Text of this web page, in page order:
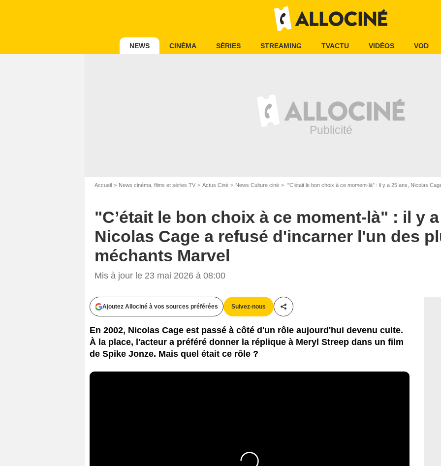
NEWS CINÉMA SÉRIES STREAMING TVACTU VIDÉOS VOD
Accueil News cinéma, films et séries TV Actus Ciné News Culture ciné "C’était le bon choix à ce moment-là" : il y a 25 ans, Nicolas Cage a
"C’était le bon choix à ce moment-là" : il y
Nicolas Cage a refusé d'incarner l'un des
méchants Marvel
Mis à jour le 23 mai 2026 à 08:00
Ajoutez Allociné à vos sources préférées Suivez-nous
Partager cet article
En 2002, Nicolas Cage est passé à côté d'un rôle aujourd'hui devenu culte.
À la place, l'acteur a préféré donner la réplique à Meryl Streep dans un film
de Spike Jonze. Mais quel était ce rôle ?